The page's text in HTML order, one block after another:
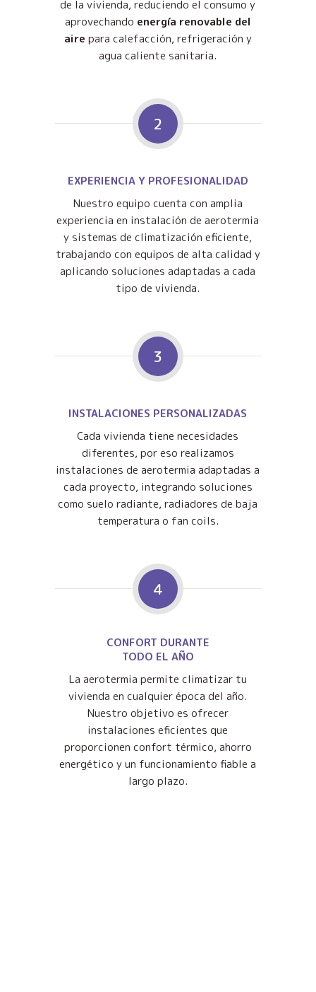
de la vivienda, reduciendo el consumo y
aprovechando energía renovable del
aire para calefacción, refrigeración y
agua caliente sanitaria.
2
EXPERIENCIA Y PROFESIONALIDAD
Nuestro equipo cuenta con amplia
experiencia en instalación de aerotermia
y sistemas de climatización eficiente,
trabajando con equipos de alta calidad y
aplicando soluciones adaptadas a cada
tipo de vivienda.
3
INSTALACIONES PERSONALIZADAS
Cada vivienda tiene necesidades
diferentes, por eso realizamos
instalaciones de aerotermia adaptadas a
cada proyecto, integrando soluciones
como suelo radiante, radiadores de baja
temperatura o fan coils.
4
CONFORT DURANTE
TODO EL AÑO
La aerotermia permite climatizar tu
vivienda en cualquier época del año.
Nuestro objetivo es ofrecer
instalaciones eficientes que
proporcionen confort térmico, ahorro
energético y un funcionamiento fiable a
largo plazo.